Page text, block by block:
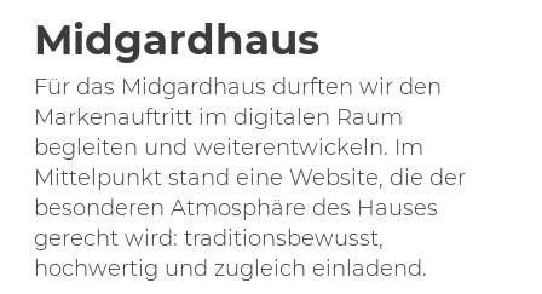
Midgardhaus
Für das Midgardhaus durften wir den
Markenauftritt im digitalen Raum
begleiten und weiterentwickeln. Im
Mittelpunkt stand eine Website, die der
besonderen Atmosphäre des Hauses
gerecht wird: traditionsbewusst,
hochwertig und zugleich einladend.